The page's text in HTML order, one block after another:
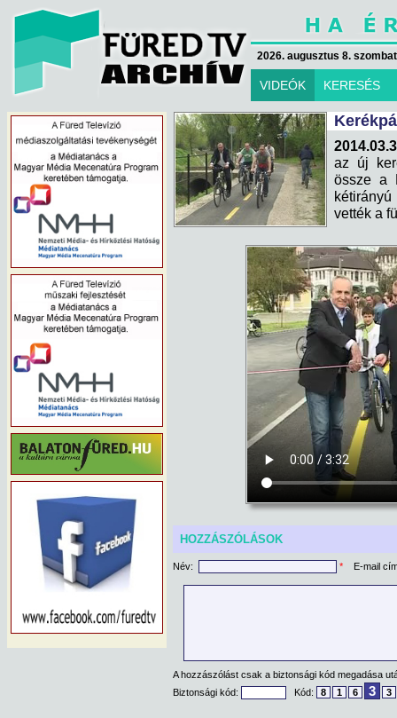
2026. augusztus 8.
VIDEÓK KERESÉS
az új
össze a
vették a
HOZZÁSZÓLÁSOK
Név: * E-mail
A hozzászólást csak a biztonsági kód megadása
Biztonsági kód:
Kód: 8 1 6 3 3